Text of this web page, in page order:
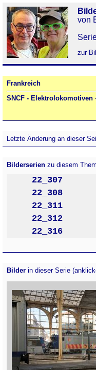
von
zur
Frankreich
SNCF - Elektrolokomotiven
Letzte Änderung an dieser
Bilderserien zu diesem
22_307
22_308
22_311
22_312
22_316
Bilder in dieser Serie